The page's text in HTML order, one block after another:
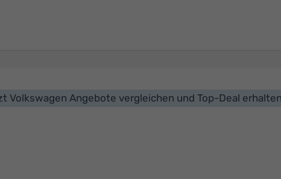
Volkswagen Angebote vergleichen und Top-Deal erhalten